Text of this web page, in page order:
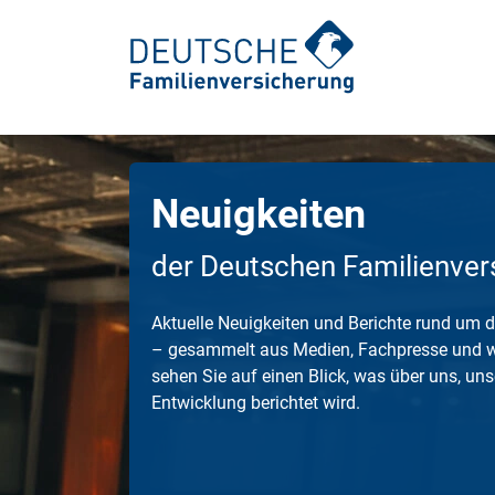
Ambulante Zusatzversicherung
Auslandskrankenversicherung
Krankengeld
Krankenhauszusatzversicherung
Pflegezusatzversicherung
Zahnspange: Kosten & Behandlung
Zahnkrone: Arten, Ablauf, Kosten
Zahnimplantate
Wurzelbehandlung
Veneers für Zähne
Neuigkeiten
der Deutschen
Aktuelle Neuigkeiten und Berichte rund um
– gesammelt aus Medien, Fachpresse und
sehen Sie auf einen Blick, was über uns,
Entwicklung berichtet wird.